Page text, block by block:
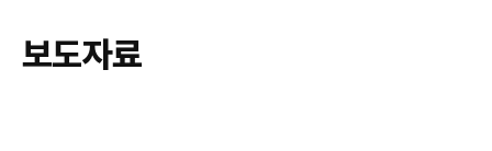
언론기고
연구원동정
보도자료